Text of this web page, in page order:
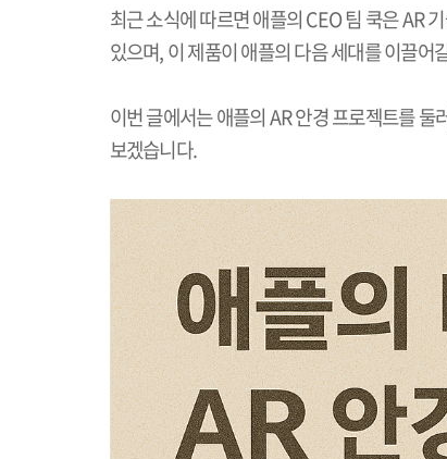
최근 소식에 따르면 애플의CEO팀 쿡은AR
있으며,이 제품이 애플의 다음 세대를 이끌어
이번 글에서는 애플의AR안경 프로젝트를 둘
보겠습니다.